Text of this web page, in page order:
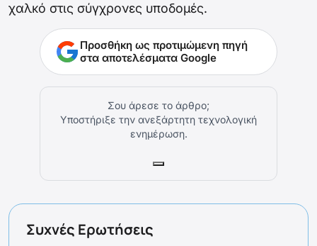
χαλκό στις σύγχρονες υποδομές.
Προσθήκη ως προτιμώμενη πηγή
στα αποτελέσματα Google
Σου άρεσε το άρθρο;
Υποστήριξε την ανεξάρτητη τεχνολογική
ενημέρωση.
Συχνές Ερωτήσεις